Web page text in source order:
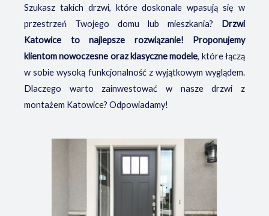
Szukasz takich drzwi, które doskonale wpasują się w
przestrzeń Twojego domu lub mieszkania? Drzwi
Katowice to najlepsze rozwiązanie! Proponujemy
klientom nowoczesne oraz klasyczne modele, które łączą
w sobie wysoką funkcjonalność z wyjątkowym wyglądem.
Dlaczego warto zainwestować w nasze drzwi z
montażem Katowice? Odpowiadamy!